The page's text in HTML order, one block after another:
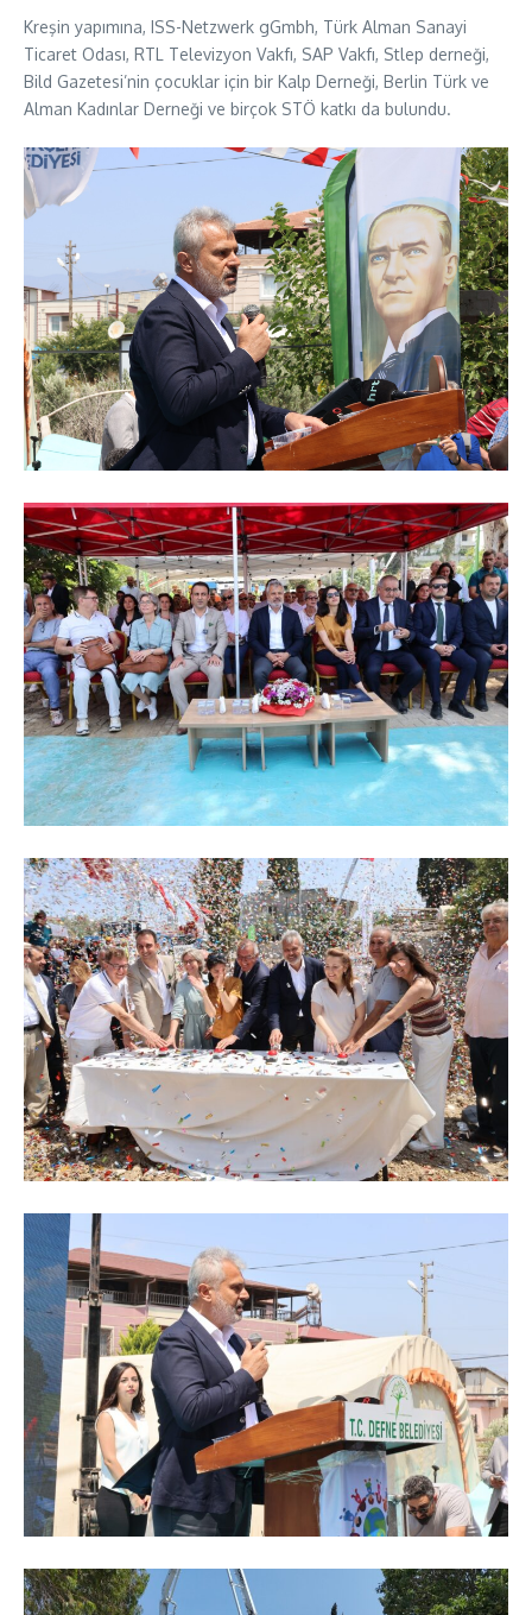
Kreşin yapımına, ISS-Netzwerk gGmbh, Türk Alman Sanayi
Ticaret Odası, RTL Televizyon Vakfı, SAP Vakfı, Stlep derneği,
Bild Gazetesi’nin çocuklar için bir Kalp Derneği, Berlin Türk ve
Alman Kadınlar Derneği ve birçok STÖ katkı da bulundu.